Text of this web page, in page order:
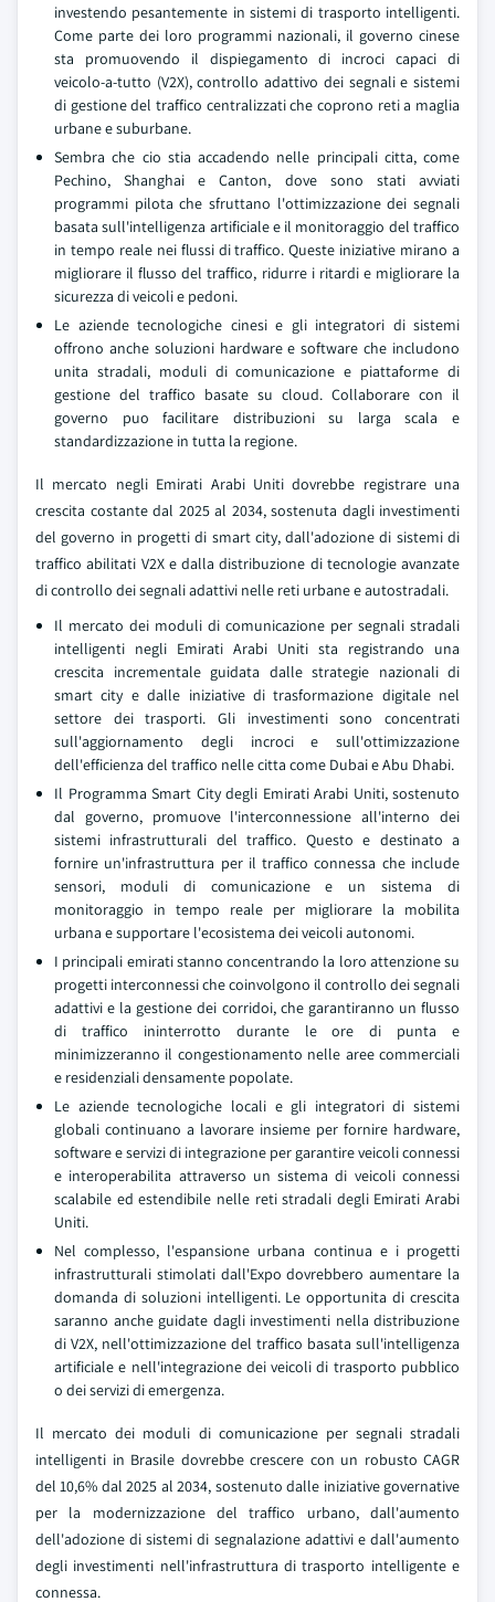
investendo pesantemente in sistemi di trasporto intelligenti.
Come parte dei loro programmi nazionali, il governo cinese
sta promuovendo il dispiegamento di incroci capaci di
veicolo-a-tutto (V2X), controllo adattivo dei segnali e sistemi
di gestione del traffico centralizzati che coprono reti a maglia
urbane e suburbane.
Sembra che cio stia accadendo nelle principali citta, come
Pechino, Shanghai e Canton, dove sono stati avviati
programmi pilota che sfruttano l'ottimizzazione dei segnali
basata sull'intelligenza artificiale e il monitoraggio del traffico
in tempo reale nei flussi di traffico. Queste iniziative mirano a
migliorare il flusso del traffico, ridurre i ritardi e migliorare la
sicurezza di veicoli e pedoni.
Le aziende tecnologiche cinesi e gli integratori di sistemi
offrono anche soluzioni hardware e software che includono
unita stradali, moduli di comunicazione e piattaforme di
gestione del traffico basate su cloud. Collaborare con il
governo puo facilitare distribuzioni su larga scala e
standardizzazione in tutta la regione.
Il mercato negli Emirati Arabi Uniti dovrebbe registrare una
crescita costante dal 2025 al 2034, sostenuta dagli investimenti
del governo in progetti di smart city, dall'adozione di sistemi di
traffico abilitati V2X e dalla distribuzione di tecnologie avanzate
di controllo dei segnali adattivi nelle reti urbane e autostradali.
Il mercato dei moduli di comunicazione per segnali stradali
intelligenti negli Emirati Arabi Uniti sta registrando una
crescita incrementale guidata dalle strategie nazionali di
smart city e dalle iniziative di trasformazione digitale nel
settore dei trasporti. Gli investimenti sono concentrati
sull'aggiornamento degli incroci e sull'ottimizzazione
dell'efficienza del traffico nelle citta come Dubai e Abu Dhabi.
Il Programma Smart City degli Emirati Arabi Uniti, sostenuto
dal governo, promuove l'interconnessione all'interno dei
sistemi infrastrutturali del traffico. Questo e destinato a
fornire un'infrastruttura per il traffico connessa che include
sensori, moduli di comunicazione e un sistema di
monitoraggio in tempo reale per migliorare la mobilita
urbana e supportare l'ecosistema dei veicoli autonomi.
I principali emirati stanno concentrando la loro attenzione su
progetti interconnessi che coinvolgono il controllo dei segnali
adattivi e la gestione dei corridoi, che garantiranno un flusso
di traffico ininterrotto durante le ore di punta e
minimizzeranno il congestionamento nelle aree commerciali
e residenziali densamente popolate.
Le aziende tecnologiche locali e gli integratori di sistemi
globali continuano a lavorare insieme per fornire hardware,
software e servizi di integrazione per garantire veicoli connessi
e interoperabilita attraverso un sistema di veicoli connessi
scalabile ed estendibile nelle reti stradali degli Emirati Arabi
Uniti.
Nel complesso, l'espansione urbana continua e i progetti
infrastrutturali stimolati dall'Expo dovrebbero aumentare la
domanda di soluzioni intelligenti. Le opportunita di crescita
saranno anche guidate dagli investimenti nella distribuzione
di V2X, nell'ottimizzazione del traffico basata sull'intelligenza
artificiale e nell'integrazione dei veicoli di trasporto pubblico
o dei servizi di emergenza.
Il mercato dei moduli di comunicazione per segnali stradali
intelligenti in Brasile dovrebbe crescere con un robusto CAGR
del 10,6% dal 2025 al 2034, sostenuto dalle iniziative governative
per la modernizzazione del traffico urbano, dall'aumento
dell'adozione di sistemi di segnalazione adattivi e dall'aumento
degli investimenti nell'infrastruttura di trasporto intelligente e
connessa.